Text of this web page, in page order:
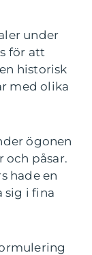
under
för att
historisk
med olika
ögonen
påsar.
hade en
sig i fina